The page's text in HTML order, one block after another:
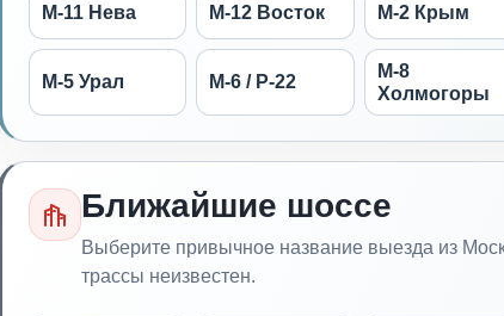
М-11 Нева М-12 Восток М-2 Крым
М-5 Урал М-6 / Р-22
М-8
Холмогоры
Ближайшие шоссе
Выберите привычное название выезда из
трассы неизвестен.